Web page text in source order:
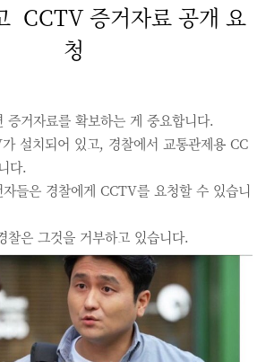
CCTV 증거자료 공개 요
청
증거자료를 확보하는 게 중요합니다.
설치되어 있고, 경찰에서 교통관제용 CC
다.
들은 경찰에게 CCTV를 요청할 수 있습니
찰은 그것을 거부하고 있습니다.